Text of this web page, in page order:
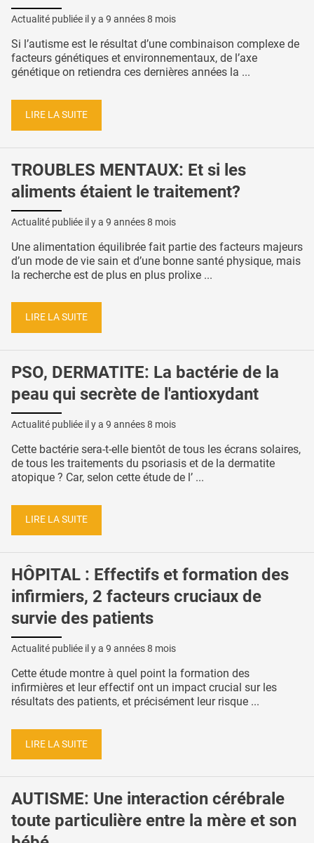
Actualité publiée il y a 9 années 8 mois
Si l’autisme est le résultat d’une combinaison complexe de
facteurs génétiques et environnementaux, de l’axe
génétique on retiendra ces dernières années la ...
LIRE LA SUITE
TROUBLES MENTAUX: Et si les
aliments étaient le traitement?
Actualité publiée il y a 9 années 8 mois
Une alimentation équilibrée fait partie des facteurs majeurs
d’un mode de vie sain et d’une bonne santé physique, mais
la recherche est de plus en plus prolixe ...
LIRE LA SUITE
PSO, DERMATITE: La bactérie de la
peau qui secrète de l'antioxydant
Actualité publiée il y a 9 années 8 mois
Cette bactérie sera-t-elle bientôt de tous les écrans solaires,
de tous les traitements du psoriasis et de la dermatite
atopique ? Car, selon cette étude de l’ ...
LIRE LA SUITE
HÔPITAL : Effectifs et formation des
infirmiers, 2 facteurs cruciaux de
survie des patients
Actualité publiée il y a 9 années 8 mois
Cette étude montre à quel point la formation des
infirmières et leur effectif ont un impact crucial sur les
résultats des patients, et précisément leur risque ...
LIRE LA SUITE
AUTISME: Une interaction cérébrale
toute particulière entre la mère et son